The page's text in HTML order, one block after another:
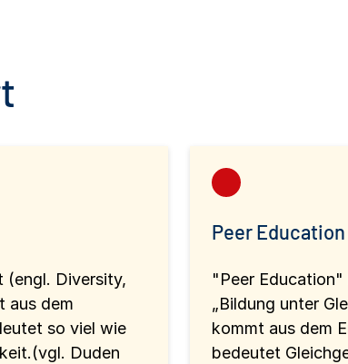
(engl. Diversity,
aus dem
so viel wie
Duden
Peer Education
"Peer
„Bildung unter
kommt aus dem
bedeutet